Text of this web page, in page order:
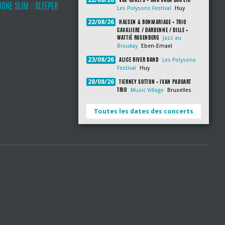
SLIM : SLEEPER Les Polysons Festival Huy
22/08/26
HAESEN & BONMARIAGE + TRIO
CAVALIERE / DARDENNE / DILLE +
WATTIÉ ROSENBERG
Jazz au
Broukay
Eben-Emael
23/08/26 ALICE RIVER BAND
Les Polysons
Festival
Huy
28/08/26
TIERNEY SUTTON + IVAN PADUART
TRIO
Music Village Bruxelles
Toutes les dates des concerts